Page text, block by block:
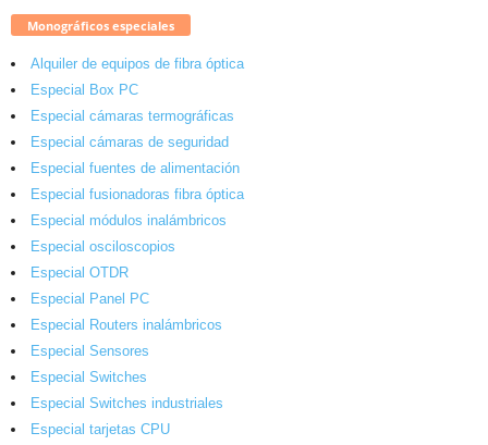
Monográficos especiales
Alquiler de equipos de fibra óptica
Especial Box PC
Especial cámaras termográficas
Especial cámaras de seguridad
Especial fuentes de alimentación
Especial fusionadoras fibra óptica
Especial módulos inalámbricos
Especial osciloscopios
Especial OTDR
Especial Panel PC
Especial Routers inalámbricos
Especial Sensores
Especial Switches
Especial Switches industriales
Especial tarjetas CPU